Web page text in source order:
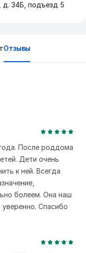
д. 34Б, подъезд 5
Отзывы
После роддома
Дети очень
к ней. Всегда
болеем. Она наш
уверенно. Спасибо